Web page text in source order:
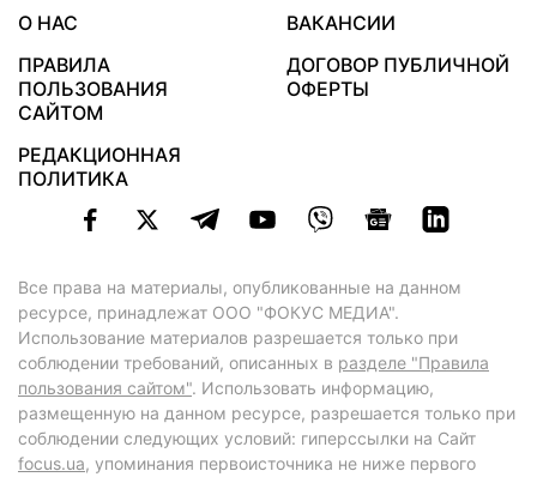
О НАС
ВАКАНСИИ
ПРАВИЛА
ПОЛЬЗОВАНИЯ
САЙТОМ
ДОГОВОР ПУБЛИЧНОЙ
ОФЕРТЫ
РЕДАКЦИОННАЯ
ПОЛИТИКА
Все права на материалы, опубликованные на данном
ресурсе, принадлежат ООО "ФОКУС МЕДИА".
Использование материалов разрешается только при
соблюдении требований, описанных в разделе "Правила
пользования сайтом". Использовать информацию,
размещенную на данном ресурсе, разрешается только при
соблюдении следующих условий: гиперссылки на Сайт
focus.ua, упоминания первоисточника не ниже первого